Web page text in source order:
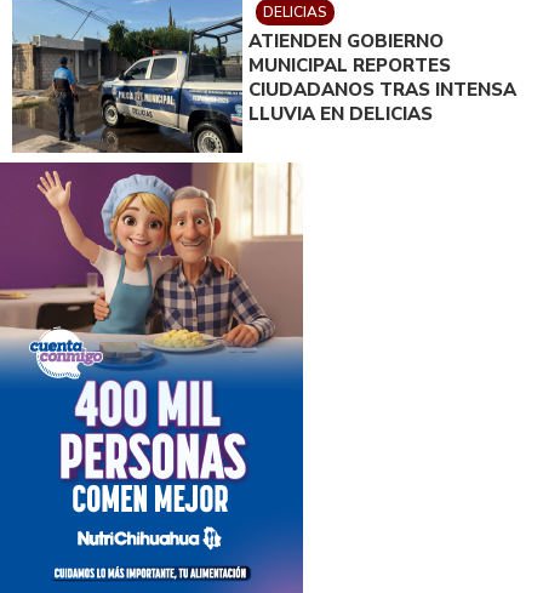
DELICIAS
ATIENDEN GOBIERNO
MUNICIPAL REPORTES
CIUDADANOS TRAS INTENSA
LLUVIA EN DELICIAS